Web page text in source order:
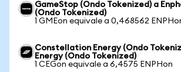
GameStop (Ondo Tokenized) a
(Ondo Tokenized)
1 GMEon equivale a 0,468562
Constellation Energy (Ondo
Energy (Ondo Tokenized)
1 CEGon equivale a 6,4575 ENPHon